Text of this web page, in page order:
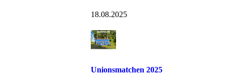
18.08.2025
Unionsmatchen 2025